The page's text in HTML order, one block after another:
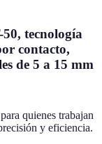
tecnología
contacto,
de 5 a 15 mm
quienes trabajan
y eficiencia.